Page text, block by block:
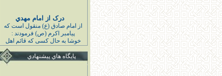
درک از امام مهدي
از امام صادق (ع) منقول است كه
پيامبر اكرم (ص) فرمودند :
خوشا به حال كسى كه قائم اهل
بيت مرا درك كند و به او اقتدا كند
قبل از قيامش تابع ائمه هدايت
باشد و از دشمنانشان بيزارى
پايگاه هاي پيشنهادي